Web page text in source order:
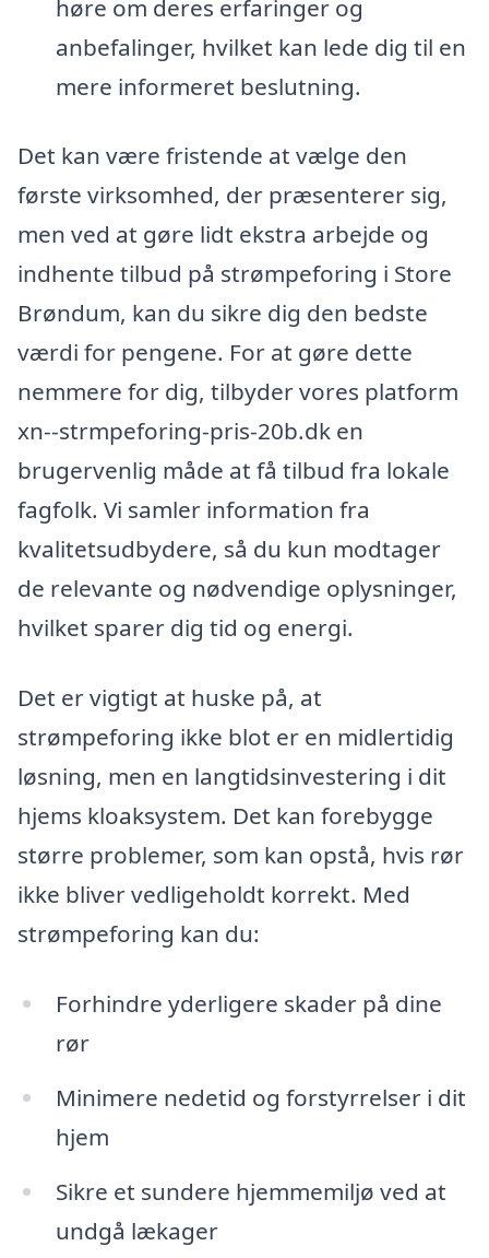
høre om deres erfaringer og
anbefalinger, hvilket kan lede dig til en
mere informeret beslutning.
Det kan være fristende at vælge den
første virksomhed, der præsenterer sig,
men ved at gøre lidt ekstra arbejde og
indhente tilbud på strømpeforing i Store
Brøndum, kan du sikre dig den bedste
værdi for pengene. For at gøre dette
nemmere for dig, tilbyder vores platform
xn--strmpeforing-pris-20b.dk en
brugervenlig måde at få tilbud fra lokale
fagfolk. Vi samler information fra
kvalitetsudbydere, så du kun modtager
de relevante og nødvendige oplysninger,
hvilket sparer dig tid og energi.
Det er vigtigt at huske på, at
strømpeforing ikke blot er en midlertidig
løsning, men en langtidsinvestering i dit
hjems kloaksystem. Det kan forebygge
større problemer, som kan opstå, hvis rør
ikke bliver vedligeholdt korrekt. Med
strømpeforing kan du:
Forhindre yderligere skader på dine
rør
Minimere nedetid og forstyrrelser i dit
hjem
Sikre et sundere hjemmemiljø ved at
undgå lækager